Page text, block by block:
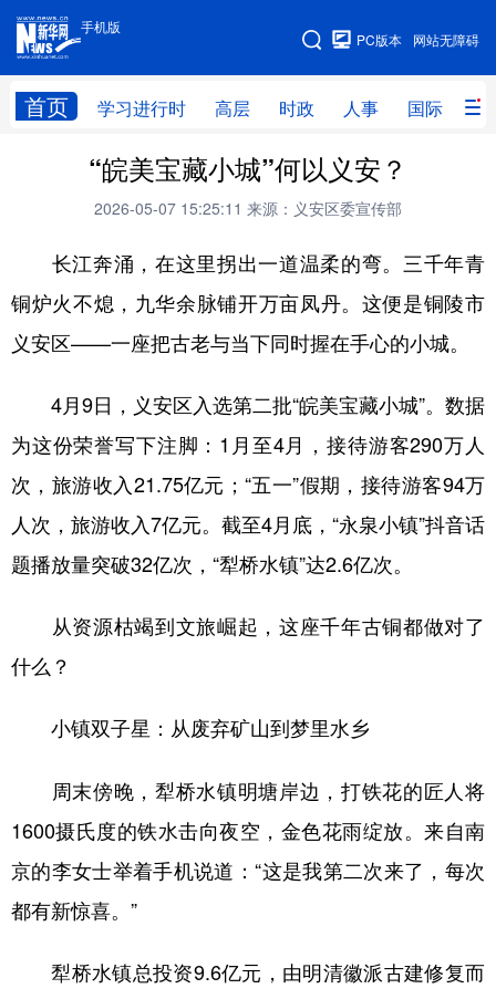
手机版
网站无障碍
PC版本
首页 学习进行时 高层 时政 人事 国际 财
手机版
网站地图
学习进行时 高层 时政
财经 网评
台湾 思客智库 全球连线 教育
科技 科创 量子 体育
文化 书画 健康 军事
访谈 视频 图片 政务
法律 中央文件 金融 汽车
食品 人居 信息化 数字经济
学术中国 乡村振兴 银龄 溯源中国
彩票 娱乐 时尚 悦读
公益
文化产业
地方频道
北京 天津 河北 山西
辽宁
“皖美宝藏小城”何以义安？
2026-05-07 15:25:11 来源：义安区委宣传部
长江奔涌，在这里拐出一道温柔的弯。三千年青
铜炉火不熄，九华余脉铺开万亩凤丹。这便是铜陵市
义安区——一座把古老与当下同时握在手心的小城。
4月9日，义安区入选第二批“皖美宝藏小城”。数据
为这份荣誉写下注脚：1月至4月，接待游客290万人
次，旅游收入21.75亿元；“五一”假期，接待游客94万
人次，旅游收入7亿元。截至4月底，“永泉小镇”抖音话
题播放量突破32亿次，“犁桥水镇”达2.6亿次。
从资源枯竭到文旅崛起，这座千年古铜都做对了
什么？
小镇双子星：从废弃矿山到梦里水乡
周末傍晚，犁桥水镇明塘岸边，打铁花的匠人将
1600摄氏度的铁水击向夜空，金色花雨绽放。来自南
京的李女士举着手机说道：“这是我第二次来了，每次
都有新惊喜。”
犁桥水镇总投资9.6亿元，由明清徽派古建修复而